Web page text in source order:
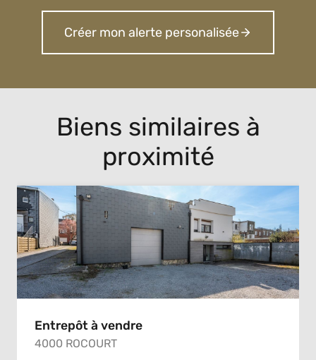
Créer mon alerte personalisée
Biens similaires à
proximité
Entrepôt à vendre
4000 ROCOURT